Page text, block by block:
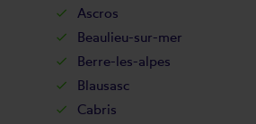
Ascros
Beaulieu-sur-mer
Berre-les-alpes
Blausasc
Cabris